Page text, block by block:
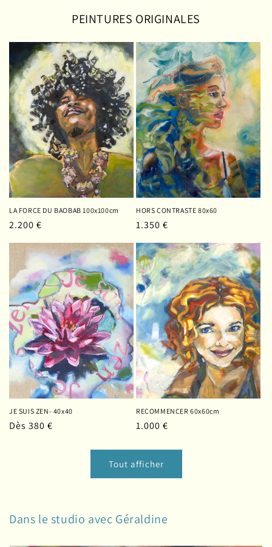
PEINTURES ORIGINALES
LA FORCE DU BAOBAB 100x100cm
Prix
2.200 €
HORS CONTRASTE 80x60
Prix
1.350 €
JE SUIS ZEN- 40x40
Prix
Dès 380 €
RECOMMENCER 60x60cm
Prix
1.000 €
Tout afficher
Dans le studio avec Géraldine